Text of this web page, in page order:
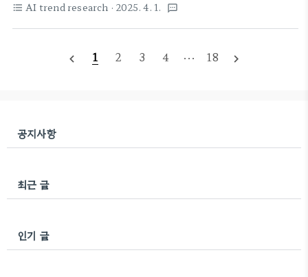
개념 및 이해를 위한 학습 자료MCP(Model
Context Protocol) 개념 및 이해를 위한 학습 자료
Protocol)는 AI 모델과 외부 데이터 소스 또는 도구
과 외부 데이터 소스 또는 도구를 연결해주는 개방형
표준 프로토콜입니다. 쉽게 말해..
format_list_bulleted AI trend research · 2025. 4. 1. textsms
navigate_before 1 2 3 4 ··· 18 navigate_next
공지사항
최근 글
인기 글